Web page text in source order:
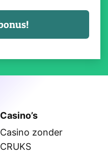
Casino’s
Casino zonder
CRUKS